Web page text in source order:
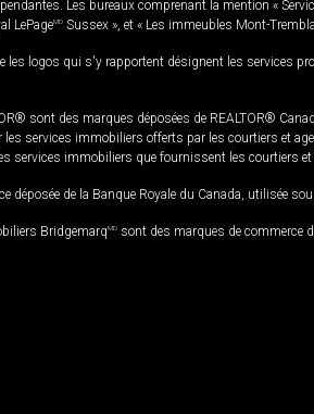
Les bureaux comprenant la mention «
LePageMD Sussex », et « Les immeubles Mont-
logos qui s'y rapportent désignent les services
sont des marques déposées de REALTOR®
les services immobiliers offerts par les courtiers et
services immobiliers que fournissent les courtiers et
déposée de la Banque Royale du Canada, utilisée
BridgemarqMD sont des marques de commerce